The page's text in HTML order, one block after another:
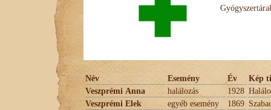
Név Esemény Év
Kép
Veszprémi Anna
halálozás 1928
Veszprémi Elek
egyéb esemény 1869